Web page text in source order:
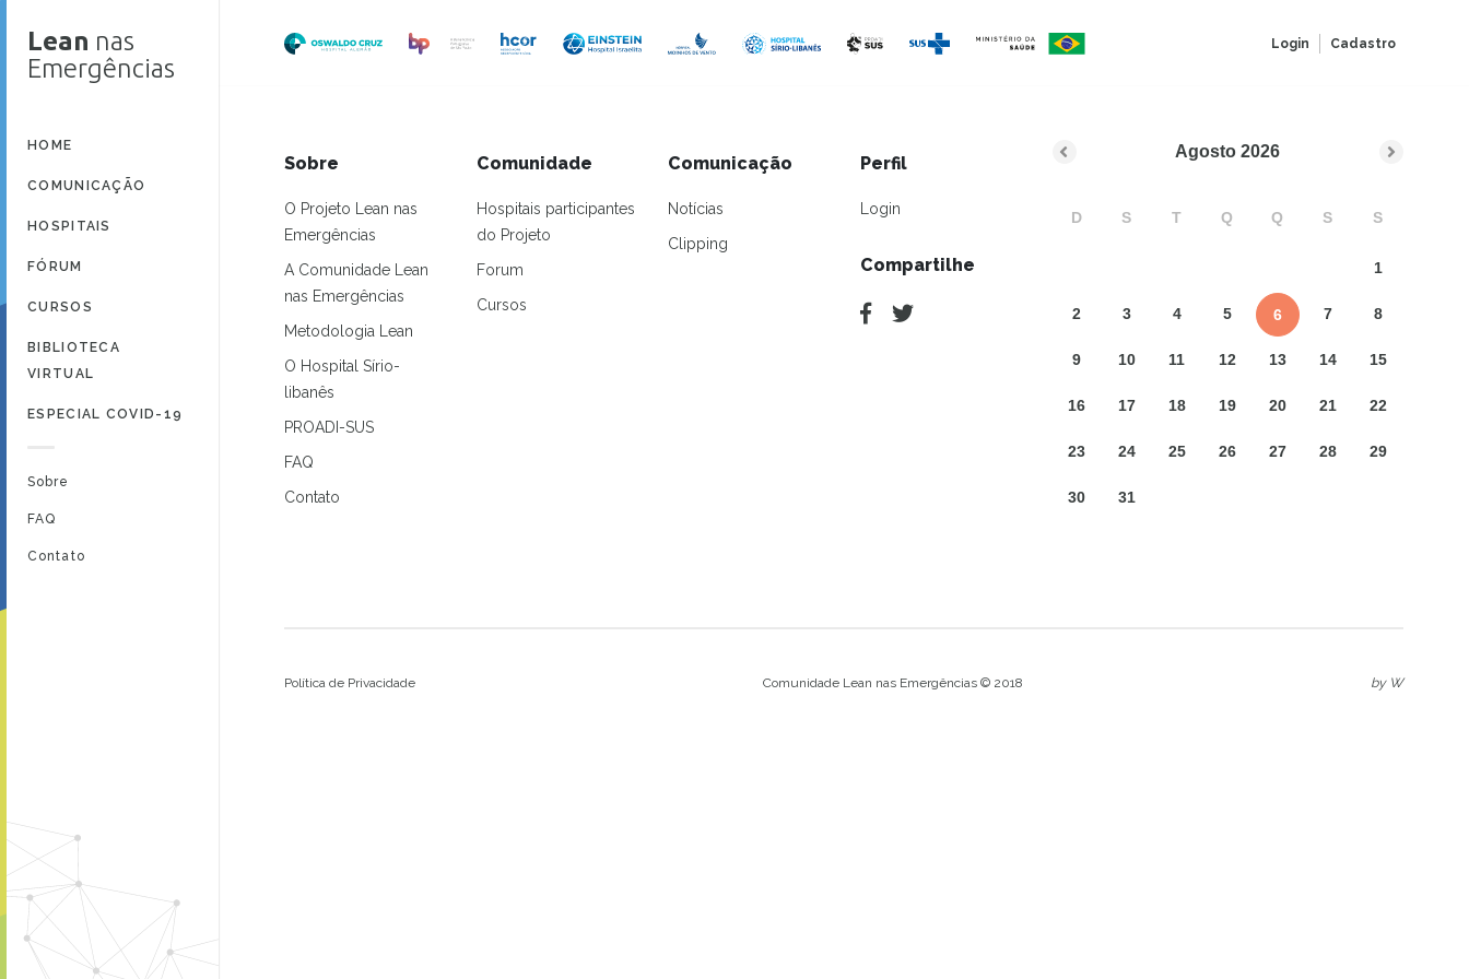
Login Cadastro
Lean nas
Emergências
HOME
COMUNICAÇÃO
HOSPITAIS
FÓRUM
CURSOS
BIBLIOTECA
VIRTUAL
ESPECIAL COVID-19
Sobre
FAQ
Contato
Sobre
O Projeto Lean nas
Emergências
A Comunidade Lean
nas Emergências
Metodologia Lean
O Hospital Sírio-
libanês
PROADI-SUS
FAQ
Contato
Comunidade
Hospitais participantes
do Projeto
Forum
Cursos
Comunicação
Notícias
Clipping
Perfil
Login
Compartilhe
Agosto 2026
D S T Q Q S S
1
2 3 4 5 6 7 8
9 10 11 12 13 14 15
16 17 18 19 20 21 22
23 24 25 26 27 28 29
30 31
Política de Privacidade Comunidade Lean nas Emergências © 2018 by W